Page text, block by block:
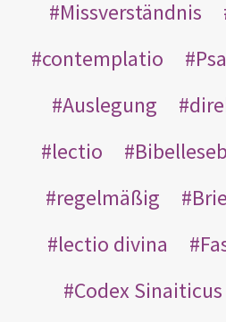
Missverständnis
contemplatio
Auslegung
lectio
regelmäßig
lectio divina
Codex Sinaiticus